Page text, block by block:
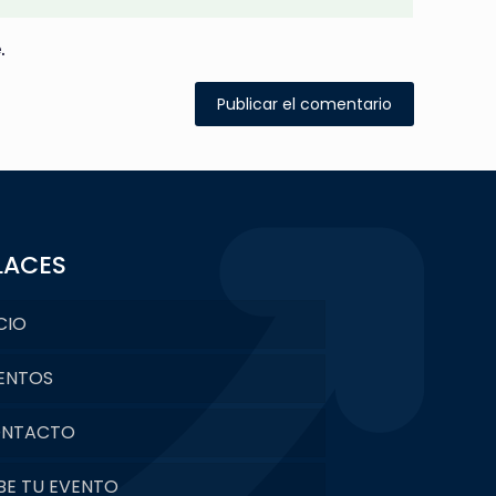
TU EVENTO